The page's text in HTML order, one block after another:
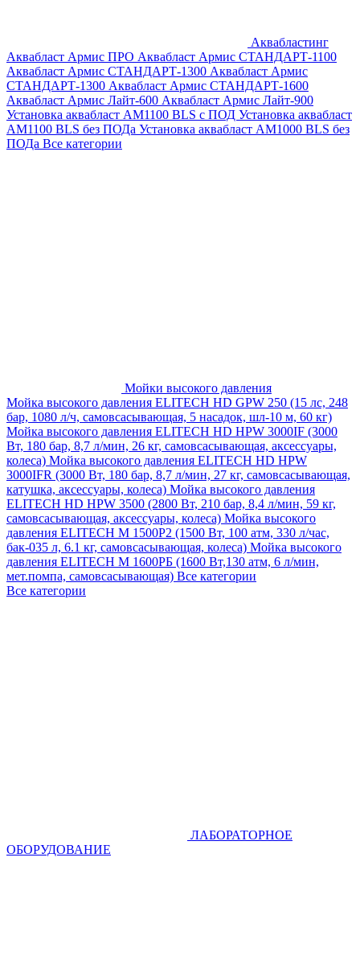
Аквабластинг
Аквабласт Армис ПРО Аквабласт Армис СТАНДАРТ-1100
Аквабласт Армис СТАНДАРТ-1300 Аквабласт Армис
СТАНДАРТ-1300 Аквабласт Армис СТАНДАРТ-1600
Аквабласт Армис Лайт-600 Аквабласт Армис Лайт-900
Установка аквабласт AM1100 BLS с ПОД Установка аквабласт
AM1100 BLS без ПОДа Установка аквабласт AM1000 BLS без
ПОДа Все категории
Мойки высокого давления
Мойка высокого давления ELITECH HD GPW 250 (15 лс, 248
бар, 1080 л/ч, самовсасывающая, 5 насадок, шл-10 м, 60 кг)
Мойка высокого давления ELITECH HD HPW 3000IF (3000
Вт, 180 бар, 8,7 л/мин, 26 кг, самовсасывающая, аксессуары,
колеса) Мойка высокого давления ELITECH HD HPW
3000IFR (3000 Вт, 180 бар, 8,7 л/мин, 27 кг, самовсасывающая,
катушка, аксессуары, колеса) Мойка высокого давления
ELITECH HD HPW 3500 (2800 Вт, 210 бар, 8,4 л/мин, 59 кг,
самовсасывающая, аксессуары, колеса) Мойка высокого
давления ELITECH M 1500P2 (1500 Вт, 100 атм, 330 л/час,
бак-035 л, 6.1 кг, самовсасывающая, колеса) Мойка высокого
давления ELITECH М 1600РБ (1600 Вт,130 атм, 6 л/мин,
мет.помпа, самовсасывающая) Все категории
Все категории
ЛАБОРАТОРНОЕ
ОБОРУДОВАНИЕ